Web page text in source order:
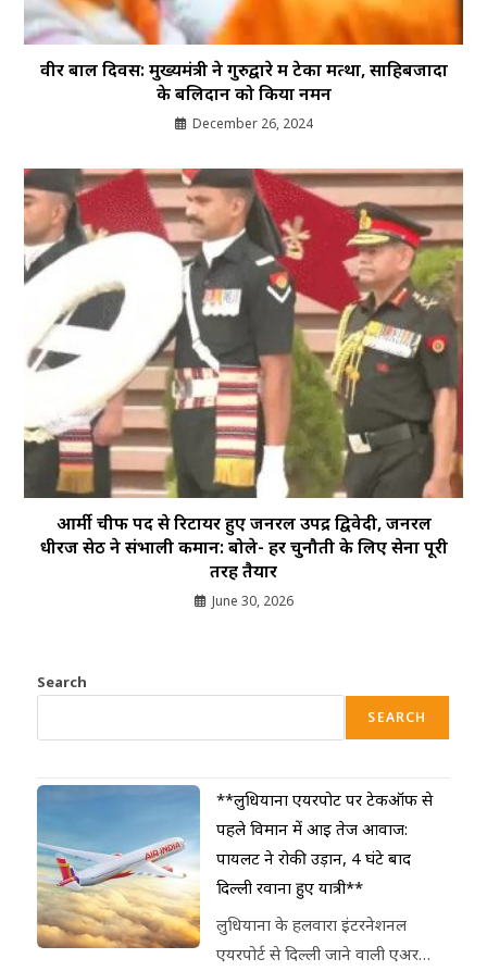
वीर बाल दिवस: मुख्यमंत्री ने गुरुद्वारे में टेका मत्था, साहिबजादों
के बलिदान को किया नमन
December 26, 2024
आर्मी चीफ पद से रिटायर हुए जनरल उपेंद्र द्विवेदी, जनरल
धीरज सेठ ने संभाली कमान: बोले- हर चुनौती के लिए सेना पूरी
तरह तैयार
June 30, 2026
Search
SEARCH
**लुधियाना एयरपोर्ट पर टेकऑफ से
पहले विमान में आई तेज आवाज:
पायलट ने रोकी उड़ान, 4 घंटे बाद
दिल्ली रवाना हुए यात्री**
लुधियाना के हलवारा इंटरनेशनल
एयरपोर्ट से दिल्ली जाने वाली एअर…